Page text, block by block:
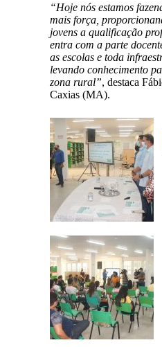
“Hoje nós estamos
mais força,
jovens a qualificação
entra com a parte
as escolas e toda
levando conhecimento
zona rural”, destaca
Caxias (MA).